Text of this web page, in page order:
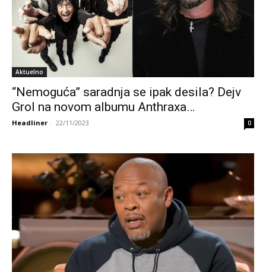
Aktuelno
“Nemoguća” saradnja se ipak desila? Dejv
Grol na novom albumu Anthraxa…
Headliner - 22/11/2023 0